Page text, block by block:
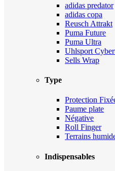
adidas predator
adidas copa
Reusch Attrakt
Puma Future
Puma Ultra
Uhlsport
Sells Wrap
Type
Protection
Paume plate
Négative
Roll Finger
Terrains
Indispensables